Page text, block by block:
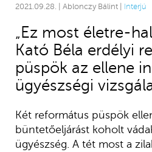
2021.09.28. | Ablonczy Bálint | Interjú
„Ez most életre-
Kató Béla erdélyi
püspök az ellene
ügyészségi
Két református püspök
büntetőeljárást koholt
ügyészség. A tét most a